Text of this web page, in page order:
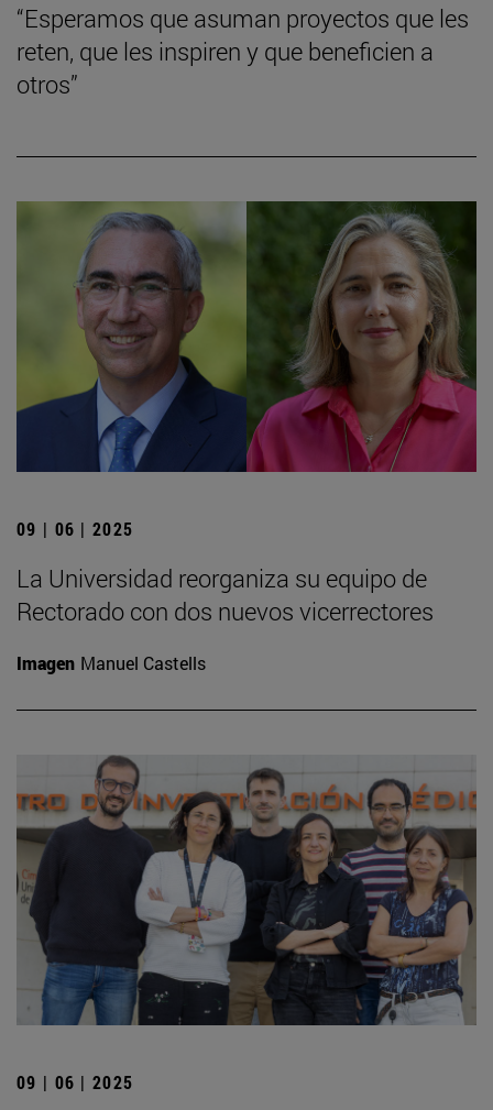
“Esperamos que asuman proyectos que les
reten, que les inspiren y que beneficien a
otros”
09 | 06 | 2025
La Universidad reorganiza su equipo de
Rectorado con dos nuevos vicerrectores
Imagen Manuel Castells
09 | 06 | 2025